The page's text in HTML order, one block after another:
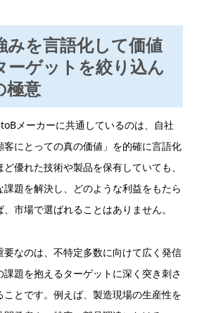
みを言語化して価値
ーゲットを絞り込ん
極意
メーカーに共通しているのは、自社
にとっての真の価値」を的確に言語化
優れた技術や製品を保有していても、
題を解決し、どのような利益をもたら
市場で選ばれることはありません。
なのは、不特定多数に向けて広く発信
題を抱えるターゲットに深く突き刺さ
とです。例えば、製造現場の生産性を